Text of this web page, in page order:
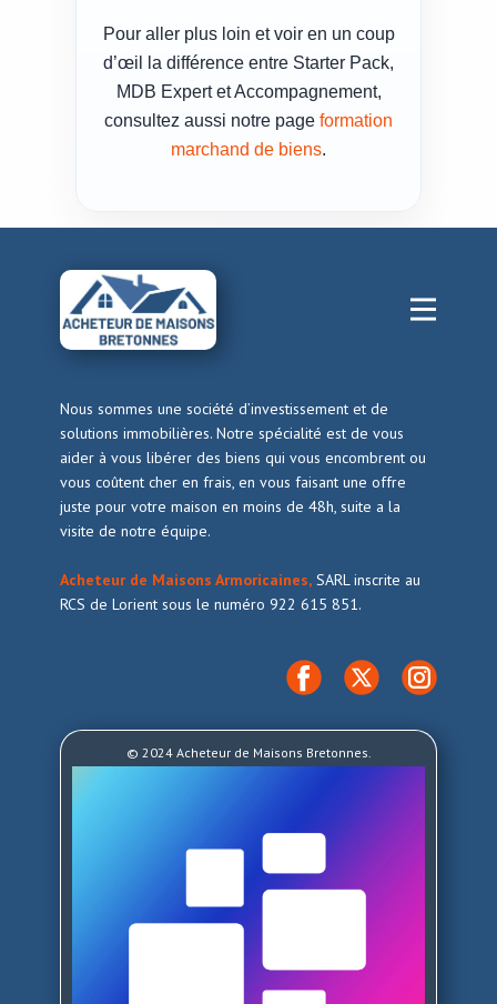
Pour aller plus loin et voir en un coup
d’œil la différence entre Starter Pack,
MDB Expert et Accompagnement,
consultez aussi notre page formation
marchand de biens.
Nous sommes une société d’investissement et de
solutions immobilières. Notre spécialité est de vous
aider à vous libérer des biens qui vous encombrent ou
vous coûtent cher en frais, en vous faisant une offre
juste pour votre maison en moins de 48h, suite a la
visite de notre équipe.
Acheteur de Maisons Armoricaines, SARL inscrite au
RCS de Lorient sous le numéro 922 615 851.
© 2024 Acheteur de Maisons Bretonnes.